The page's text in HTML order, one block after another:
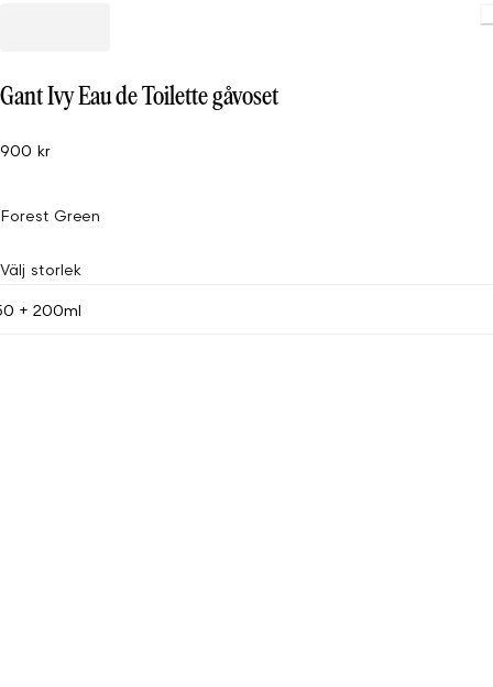
Gant Ivy Eau de Toilette gåvoset
900 kr
Forest Green
Välj storlek
+ 200ml